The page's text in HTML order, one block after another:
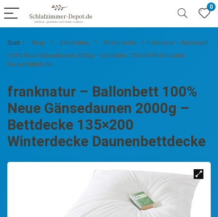
0
Start Shop Bettdecken Winterdecke
franknatur – Ballonbett
100% Neue Gänsedaunen 2000g – Bettdecke 135×200 Winterdecke
Daunenbettdecke
franknatur – Ballonbett 100%
Neue Gänsedaunen 2000g –
Bettdecke 135×200
Winterdecke Daunenbettdecke